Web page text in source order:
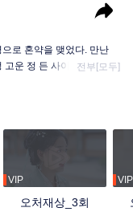
로 혼약을 맺었다. 만난
전부[모두]
VIP
오처재상_3회
VIP